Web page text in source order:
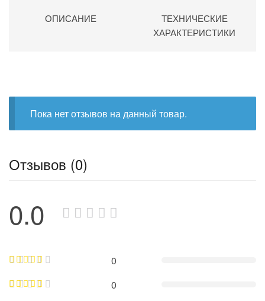
ОПИСАНИЕ
ТЕХНИЧЕСКИЕ
ХАРАКТЕРИСТИКИ
Пока нет отзывов на данный товар.
Отзывов (0)
0.0
0
0